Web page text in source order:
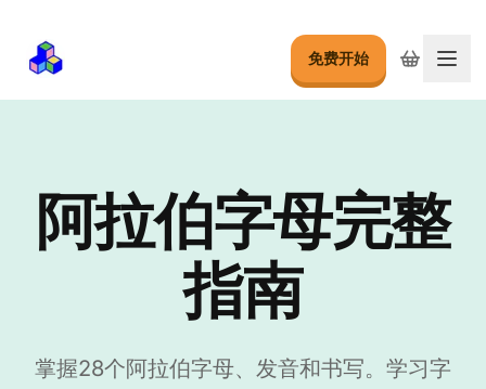
免费开始
切换
阿拉伯字母完整
指南
掌握28个阿拉伯字母、发音和书写。学习字